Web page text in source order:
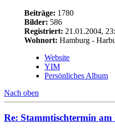
Beiträge: 1780
Bilder: 586
Registriert: 21.01.2004,
Wohnort: Hamburg -
Website
YIM
Persönliches Album
Nach oben
Re: Stammtischtermin